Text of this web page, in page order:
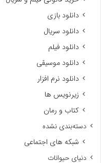
دانلود بازی
دانلود سریال
دانلود فیلم
دانلود موسیقی
دانلود نرم افزار
زیرنویس ها
کتاب و رمان
دسته‌بندی نشده
شبکه های اجتماعی
دنیای حیوانات